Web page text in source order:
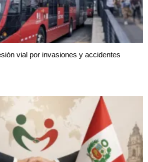
vial por invasiones y accidentes